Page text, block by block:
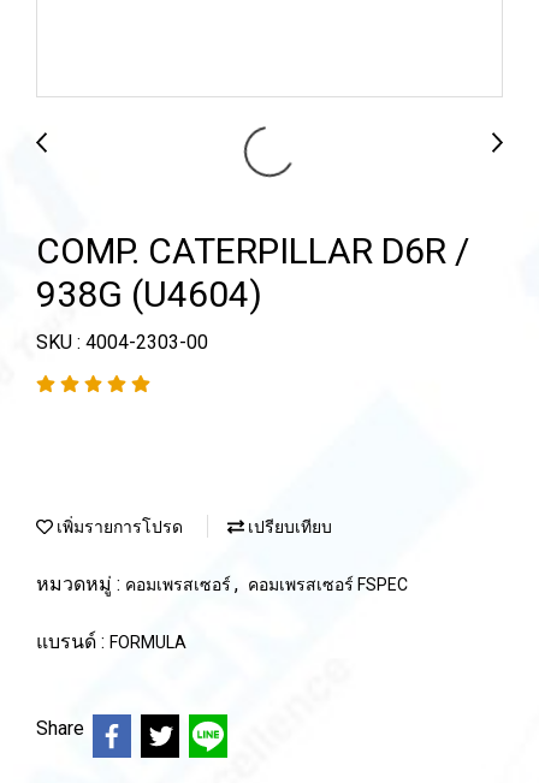
COMP. CATERPILLAR D6R /
938G (U4604)
SKU : 4004-2303-00
เพิ่มรายการโปรด เปรียบเทียบ
หมวดหมู่ : คอมเพรสเซอร์ , คอมเพรสเซอร์ FSPEC
แบรนด์ : FORMULA
Share